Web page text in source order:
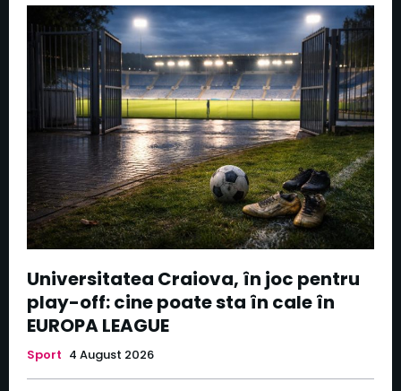
Universitatea Craiova, în joc pentru
play-off: cine poate sta în cale în
EUROPA LEAGUE
Sport 4 August 2026